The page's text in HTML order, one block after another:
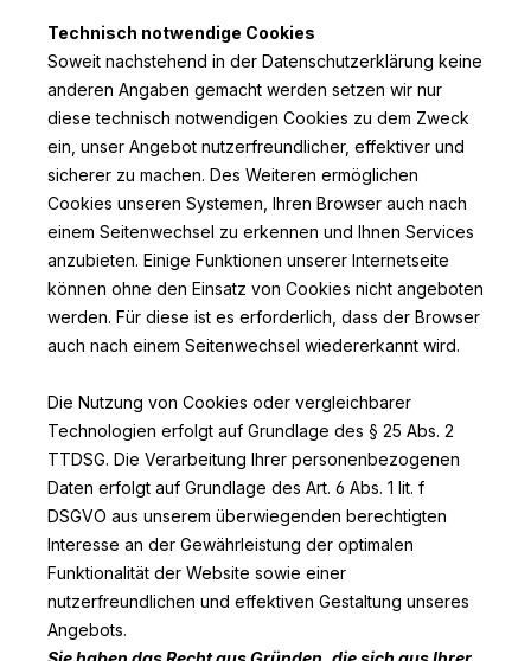
Technisch notwendige Cookies
Soweit nachstehend in der Datenschutzerklärung keine
anderen Angaben gemacht werden setzen wir nur
diese technisch notwendigen Cookies zu dem Zweck
ein, unser Angebot nutzerfreundlicher, effektiver und
sicherer zu machen. Des Weiteren ermöglichen
Cookies unseren Systemen, Ihren Browser auch nach
einem Seitenwechsel zu erkennen und Ihnen Services
anzubieten. Einige Funktionen unserer Internetseite
können ohne den Einsatz von Cookies nicht angeboten
werden. Für diese ist es erforderlich, dass der Browser
auch nach einem Seitenwechsel wiedererkannt wird.
Die Nutzung von Cookies oder vergleichbarer
Technologien erfolgt auf Grundlage des § 25 Abs. 2
TTDSG. Die Verarbeitung Ihrer personenbezogenen
Daten erfolgt auf Grundlage des Art. 6 Abs. 1 lit. f
DSGVO aus unserem überwiegenden berechtigten
Interesse an der Gewährleistung der optimalen
Funktionalität der Website sowie einer
nutzerfreundlichen und effektiven Gestaltung unseres
Angebots.